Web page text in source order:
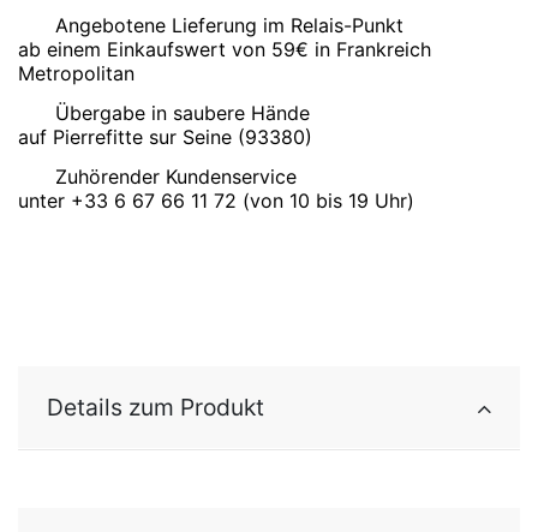
Angebotene Lieferung im Relais-Punkt
ab einem Einkaufswert von 59€ in Frankreich
Metropolitan
Übergabe in saubere Hände
auf Pierrefitte sur Seine (93380)
Zuhörender Kundenservice
unter +33 6 67 66 11 72 (von 10 bis 19 Uhr)
Details zum Produkt